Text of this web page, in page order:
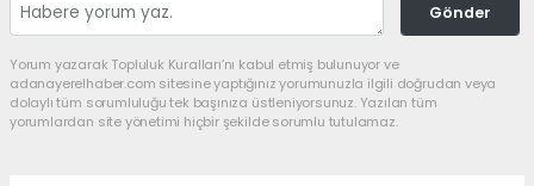
Gönder
Yorum yazarak Topluluk Kuralları’nı kabul etmiş bulunuyor ve
adanayerelhaber.com sitesine yaptığınız yorumunuzla ilgili doğrudan veya
dolaylı tüm sorumluluğu tek başınıza üstleniyorsunuz. Yazılan tüm
yorumlardan site yönetimi hiçbir şekilde sorumlu tutulamaz.